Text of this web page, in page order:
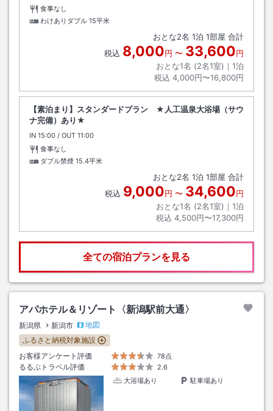
食事なし
わけありダブル 15平米
おとな2名 1泊 1部屋 合計
税込 8,000円 〜 33,600円
おとな1名 (2名1室)｜ 1泊
税込 4,000円〜16,800円
【素泊まり】スタンダードプラン ★人工温泉大浴場（サウ
ナ完備）あり★
IN チェックイン
15:00 / OUT チェックアウト
11:00
食事なし
ダブル禁煙 15.4平米
おとな2名 1泊 1部屋 合計
税込 9,000円 〜 34,600円
おとな1名 (2名1室)｜ 1泊
税込 4,500円〜17,300円
全ての宿泊プランを見る
アパホテル＆リゾート〈新潟駅前大通〉
新潟県 新潟市
地図
ふるさと納税対象施設
お客様アンケート評価
78点
るるぶトラベル評価
2.6
大浴場あり
駐車場あり